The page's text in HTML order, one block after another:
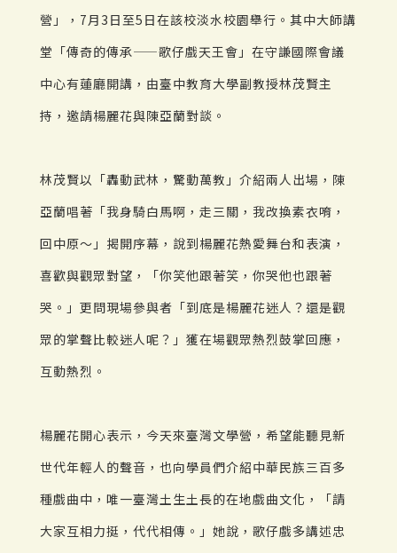
營」，7月3日至5日在該校淡水校園舉行。其中大師講
堂「傳奇的傳承——歌仔戲天王會」在守謙國際會議
中心有蓮廳開講，由臺中教育大學副教授林茂賢主
持，邀請楊麗花與陳亞蘭對談。
林茂賢以「轟動武林，驚動萬教」介紹兩人出場，陳
亞蘭唱著「我身騎白馬啊，走三關，我改換素衣唷，
回中原～」揭開序幕，說到楊麗花熱愛舞台和表演，
喜歡與觀眾對望，「你笑他跟著笑，你哭他也跟著
哭。」更問現場參與者「到底是楊麗花迷人？還是觀
眾的掌聲比較迷人呢？」獲在場觀眾熱烈鼓掌回應，
互動熱烈。
楊麗花開心表示，今天來臺灣文學營，希望能聽見新
世代年輕人的聲音，也向學員們介紹中華民族三百多
種戲曲中，唯一臺灣土生土長的在地戲曲文化，「請
大家互相力挺，代代相傳。」她說，歌仔戲多講述忠